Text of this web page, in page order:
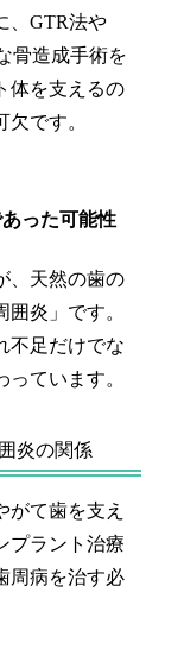
、GTR法や
骨造成手術を
体を支えるの
です。
った可能性
、天然の歯の
炎」です。
不足だけでな
ています。
炎の関係
がて歯を支え
プラント治療
周病を治す必